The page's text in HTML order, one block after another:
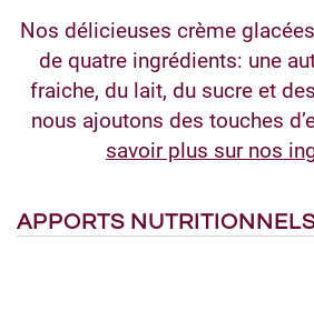
Nos délicieuses crème
de quatre ingrédients: une
fraiche, du lait, du sucre et
nous ajoutons des touches
savoir plus sur nos
APPORTS